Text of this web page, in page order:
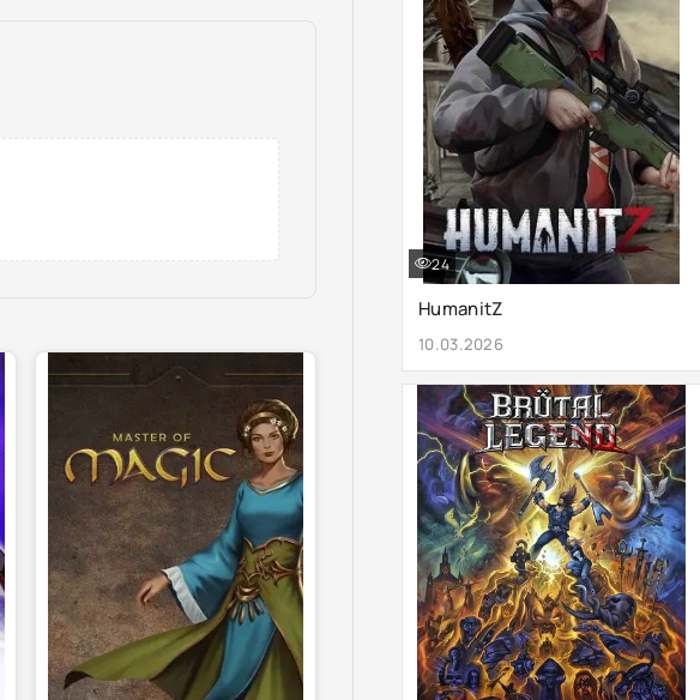
HumanitZ
10.03.2026
24